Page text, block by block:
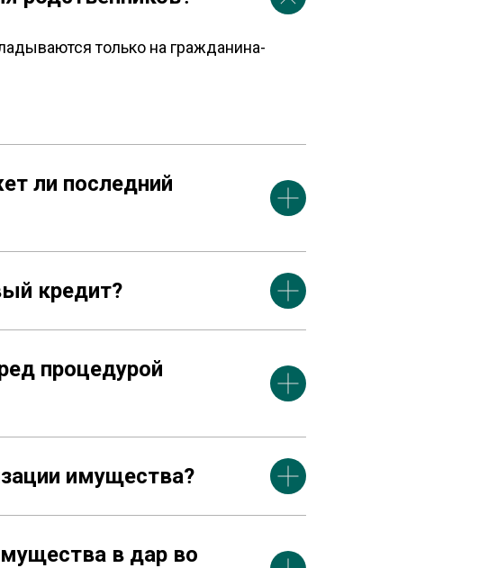
только на гражданина-
ли последний
кредит?
процедурой
имущества?
в дар во